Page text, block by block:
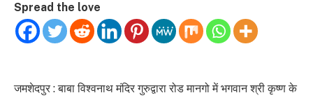
Spread the love
जमशेदपुर : बाबा विश्वनाथ मंदिर गुरुद्वारा रोड मानगो में भगवान श्री कृष्ण के